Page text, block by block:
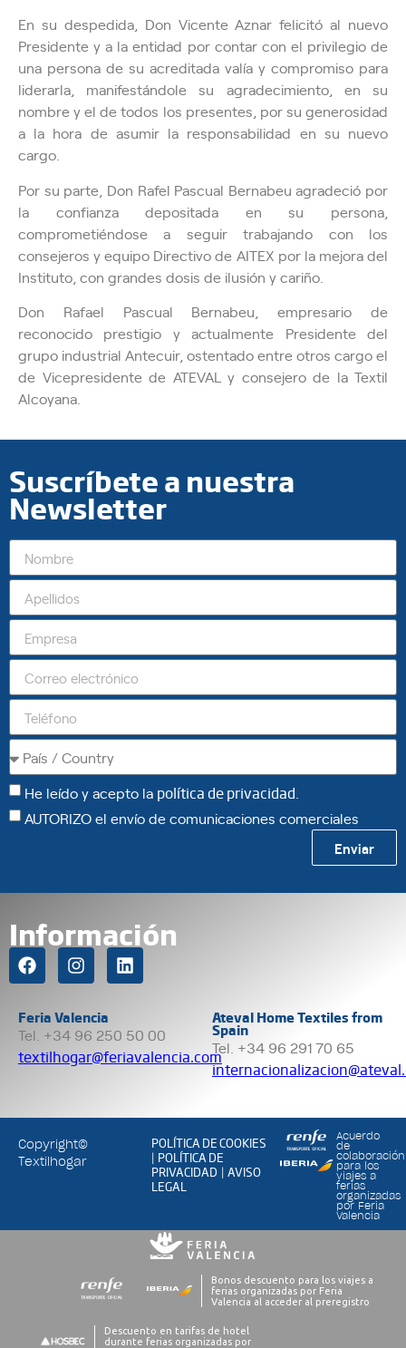
En su despedida, Don Vicente Aznar felicitó al nuevo
Presidente y a la entidad por contar con el privilegio de
una persona de su acreditada valía y compromiso para
liderarla, manifestándole su agradecimiento, en su
nombre y el de todos los presentes, por su generosidad
a la hora de asumir la responsabilidad en su nuevo
cargo.
Por su parte, Don Rafel Pascual Bernabeu agradeció por
la confianza depositada en su persona,
comprometiéndose a seguir trabajando con los
consejeros y equipo Directivo de AITEX por la mejora del
Instituto, con grandes dosis de ilusión y cariño.
Don Rafael Pascual Bernabeu, empresario de
reconocido prestigio y actualmente Presidente del
grupo industrial Antecuir, ostentado entre otros cargo el
de Vicepresidente de ATEVAL y consejero de la Textil
Alcoyana.
Suscríbete a nuestra
Newsletter
He leído y acepto la política de privacidad
AUTORIZO el envío de comunicaciones comerciales
Enviar
Información
Feria Valencia
Tel. +34 96 250 50 00
textilhogar@feriavalencia.com
Ateval Home Textiles from
Spain
Tel. +34 96 291 70 65
Copyright©
Textilhogar
POLÍTICA DE COOKIES
| POLÍTICA DE
PRIVACIDAD |AVISO
LEGAL
Acuerdo
de
colaboración
para los
viajes a
ferias
organizadas
por Feria
Valencia